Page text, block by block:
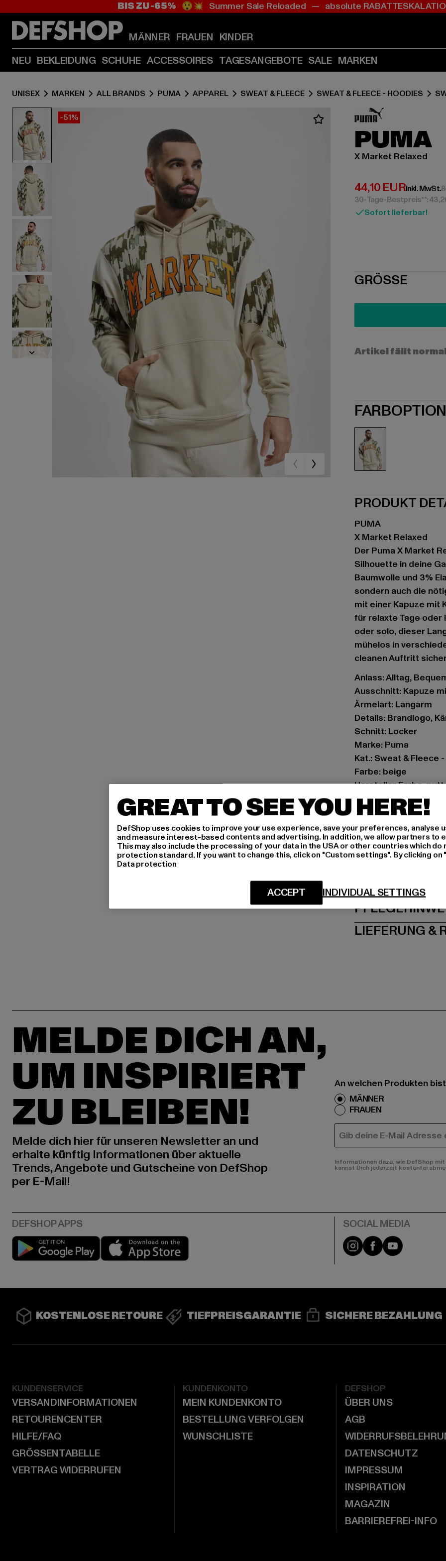
Zum
(Enter
drücken)
Zum
(Enter
drücken)
BIS ZU -65% 😲💥 Summer Sale Reloaded — absolute
MÄNNER FRAUEN KINDER
NEU BEKLEIDUNG SCHUHE ACCESSOIRES TAGESANGEBOTE SALE MARKEN
UNISEX MARKEN ALL BRANDS PUMA APPAREL SWEAT & FLEECE SWEAT & FLEECE - HOODIES
-51%
PUMA
X Market Relaxed
44,10 EUR
Derzeitiger Preis:
inkl. MwSt.
30-Tage-Bestpreis**:
Sofort lieferbar!
SIZE
GRÖSSE
Artikel fällt
PRODUKT
PUMA
X Market Relaxed
Der Puma X Market
Silhouette in deine
Baumwolle und 3%
sondern auch die
mit einer Kapuze mit
für relaxte Tage oder
oder solo, dieser
mühelos in
cleanen Auftritt
Anlass: Alltag,
Ausschnitt: Kapuze
Ärmelart: Langarm
Details: Brandlogo,
Schnitt: Locker
Marke: Puma
Kat.: Sweat & Fleece
Farbe: beige
Hersteller Farbe:
Art.Nr: 53508364-
Hersteller: PUMA
PUMA Way 1 | 91074
GRÖSSE
LIEFERUNG &
MELDE DICH AN,
UM INSPIRIERT
ZU BLEIBEN!
Melde dich hier für unseren Newsletter an und
erhalte künftig Informationen über aktuelle
Trends, Angebote und Gutscheine von DefShop
per E-Mail!
An welchen Produkten
MÄNNER
FRAUEN
E-MAIL
Informationen dazu, wie DefShop
kannst Dich jederzeit kostenfei
Play market Instagram
FacebookYouTube
KOSTENLOSE RETOURE TIEFPREISGARANTIE SICHERE BEZAHLUNG
KUNDENSERVICE
VERSANDINFORMATIONEN
RETOURENCENTER
HILFE/FAQ
GRÖSSENTABELLE
VERTRAG WIDERRUFEN
KUNDENKONTO
MEIN KUNDENKONTO
BESTELLUNG VERFOLGEN
WUNSCHLISTE
DEFSHOP
ÜBER UNS
AGB
DATENSCHUTZ
IMPRESSUM
INSPIRATION
MAGAZIN
BARRIEREFREI-INFO
GREAT TO SEE YOU HERE!
DefShop uses cookies to improve your use experience, save your preferences, analyse
and measure interest-based contents and advertising. In addition, we allow partners to
This may also include the processing of your data in the USA or other countries which do
protection standard. If you want to change this, click on "Custom settings". By clicking
Data protection
INDIVIDUAL SETTINGS
ACCEPT